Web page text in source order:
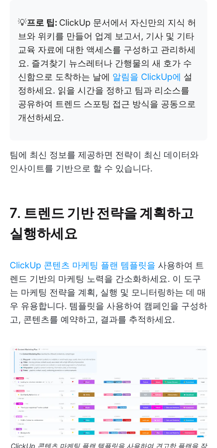
💡프로 팁: ClickUp 문서에서 자신만의 지식 허
브와 위키를 만들어 업계 보고서, 기사 및 기타
교육 자료에 대한 액세스를 구성하고 관리하세
요. 즐겨찾기 뉴스레터나 간행물의 새 호가 수
신함으로 도착하는 날에 알림을 ClickUp에 설
정하세요. 읽을 시간을 정하고 팀과 리소스를
공유하여 트렌드 스포팅 접근 방식을 공동으로
개선하세요.
팀에 최신 정보를 제공하면 전략이 최신 데이터와
인사이트를 기반으로 할 수 있습니다.
7. 트렌드 기반 전략을 계획하고
실행하세요
ClickUp 콘텐츠 마케팅 플랜 템플릿을 사용하여 트
렌드 기반의 마케팅 노력을 간소화하세요. 이 도구
는 마케팅 전략을 계획, 실행 및 모니터링하는 데 매
우 유용합니다. 템플릿을 사용하여 캠페인을 구성하
고, 콘텐츠를 예약하고, 결과를 추적하세요.
ClickUp 콘텐츠 마케팅 플랜 템플릿을 사용하여 견고한 플랜을 작